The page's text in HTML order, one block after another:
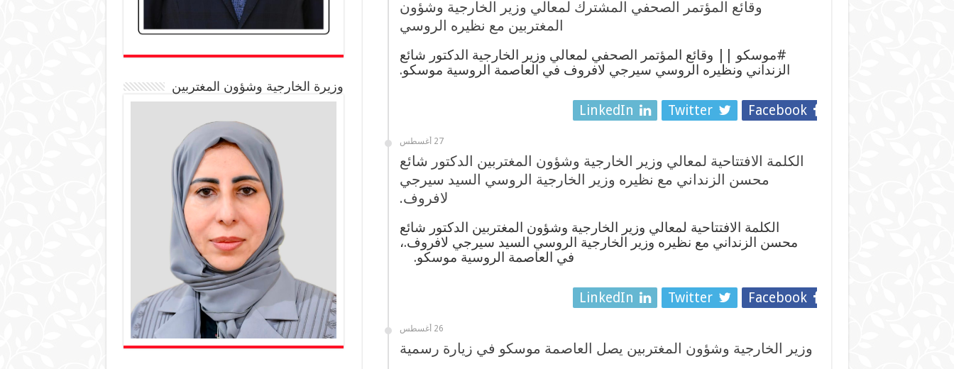
وقائع المؤتمر الصحفي المشترك لمعالي وزير الخارجية وشؤون
المغتربين مع نظيره الروسي
#موسكو || وقائع المؤتمر الصحفي لمعالي وزير الخارجية الدكتور شائع
الزنداني ونظيره الروسي سيرجي لافروف في العاصمة الروسية موسكو.
Facebook
Twitter
LinkedIn
27 أغسطس
الكلمة الافتتاحية لمعالي وزير الخارجية وشؤون المغتربين الدكتور شائع
محسن الزنداني مع نظيره وزير الخارجية الروسي السيد سيرجي
لافروف.
الكلمة الافتتاحية لمعالي وزير الخارجية وشؤون المغتربين الدكتور شائع
محسن الزنداني مع نظيره وزير الخارجية الروسي السيد سيرجي لافروف.،
في العاصمة الروسية موسكو.
Facebook
Twitter
LinkedIn
26 أغسطس
وزير الخارجية وشؤون المغتربين يصل العاصمة موسكو في زيارة رسمية
وزيرة الخارجية وشؤون المغتربين